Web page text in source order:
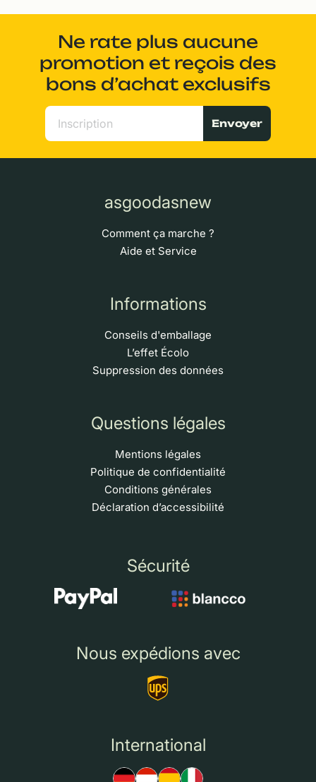
Ne rate plus aucune
promotion et reçois des
bons d’achat exclusifs
Envoyer
asgoodasnew
Comment ça marche ?
Aide et Service
Informations
Conseils d'emballage
L’effet Écolo
Suppression des données
Questions légales
Mentions légales
Politique de confidentialité
Conditions générales
Déclaration d’accessibilité
Sécurité
Nous expédions avec
International